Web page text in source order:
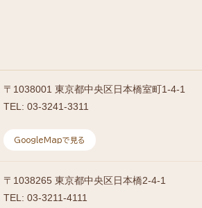
〒 1038001 東京都中央区日本橋室町1-4-1
TEL: 03-3241-3311
GoogleMapで見る
〒 1038265 東京都中央区日本橋2-4-1
TEL: 03-3211-4111